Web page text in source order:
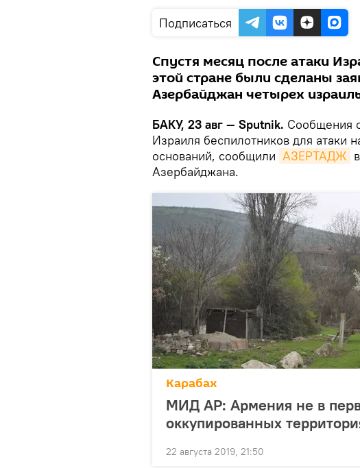
Подписаться
Спустя месяц после атаки
этой стране были сделаны
Азербайджан четырех
БАКУ, 23 авг — Sputnik. Сообщения
Израиля беспилотников для атаки
оснований, сообщили АЗЕРТАДЖ
Азербайджана.
Карабах
МИД АР: Армения не в
оккупированных
22 августа 2019, 21:50